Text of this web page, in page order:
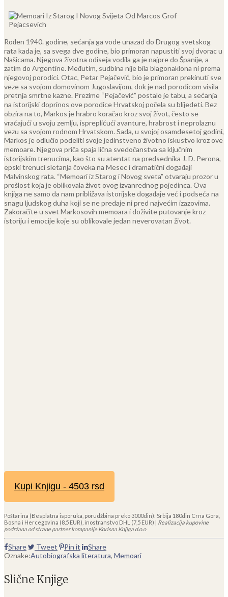
Rođen 1940. godine, sećanja ga vode unazad do Drugog svetskog
rata kada je, sa svega dve godine, bio primoran napustiti svoj dvorac u
Našicama. Njegova životna odiseja vodila ga je najpre do Španije, a
zatim do Argentine. Međutim, sudbina nije bila blagonaklona ni prema
njegovoj porodici. Otac, Petar Pejačević, bio je primoran prekinuti sve
veze sa svojom domovinom Jugoslavijom, dok je nad porodicom visila
pretnja smrtne kazne. Prezime “Pejačević” postalo je tabu, a sećanja
na istorijski doprinos ove porodice Hrvatskoj počela su blijedeti. Bez
obzira na to, Markos je hrabro koračao kroz svoj život, često se
vraćajući u svoju zemlju, ispreplićući avanture, hrabrost i neprolaznu
vezu sa svojom rodnom Hrvatskom. Sada, u svojoj osamdesetoj godini,
Markos je odlučio podeliti svoje jedinstveno životno iskustvo kroz ove
memoare. Njegova priča spaja lična svedočanstva sa ključnim
istorijskim trenucima, kao što su atentat na predsednika J. D. Perona,
epski trenuci sletanja čoveka na Mesec i dramatični događaji
Malvinskog rata. “Memoari iz Starog i Novog sveta” otvaraju prozor u
prošlost koja je oblikovala život ovog izvanrednog pojedinca. Ova
knjiga ne samo da nam približava istorijske događaje već i podseća na
snagu ljudskog duha koji se ne predaje ni pred najvećim izazovima.
Zakoračite u svet Markosovih memoara i doživite putovanje kroz
istoriju i emocije koje su oblikovale jedan neverovatan život.
Kupi Knjigu - 4503 rsd
Poštarina (Besplatna isporuka, porudžbina preko 3000din): Srbija 180din Crna Gora,
Bosna i Hercegovina (8,5 EUR), inostranstvo DHL (7,5 EUR) | Realizacija kupovine
podržana od strane partner kompanije Korisna Knjiga d.o.o
Share Tweet Pin it
Share
Oznake:Autobiografska literatura, Memoari
Slične Knjige